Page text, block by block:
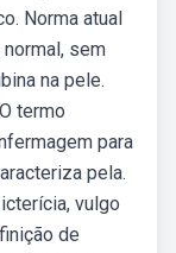
Norma atual
sem
na pele.
termo
para
pela.
vulgo
de